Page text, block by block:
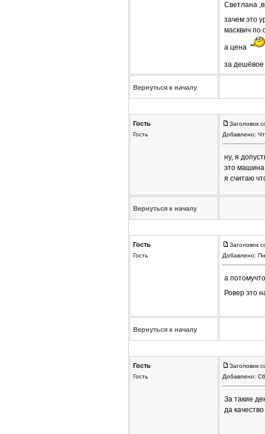
Светлана
зачем это
масквич по
а цена
за дешёвое
Вернуться к началу
Гость
Гость
Заголовок
Добавлено:
ну, я
это машина
я считаю
Вернуться к началу
Гость
Гость
Заголовок
Добавлено:
а
Ровер это
Вернуться к началу
Гость
Гость
Заголовок
Добавлено:
За такие
да